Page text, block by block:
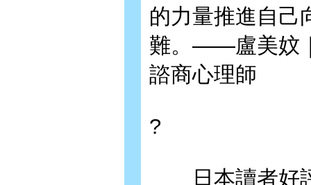
的力量推進自己
難。——盧美妏
諮商心理師
?
日本讀者好